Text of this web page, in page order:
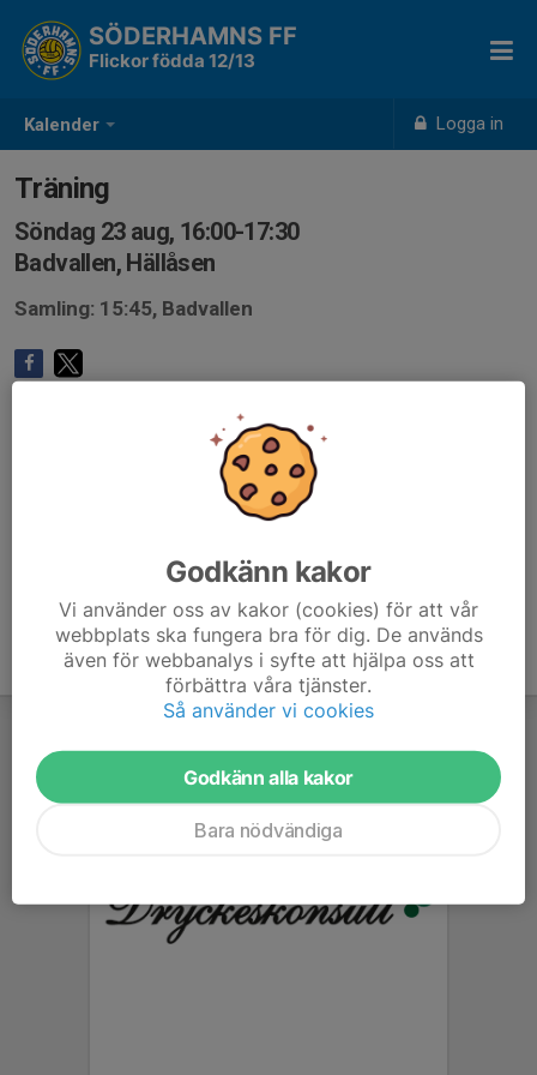
Kalender Logga in
SÖDERHAMNS FF
Flickor födda 12/13
Träning
Söndag 23 aug, 16:00-17:30
Badvallen, Hällåsen
Samling: 15:45, Badvallen
Anmälan är öppen för lagets medlemmar.
Godkänn kakor
Vi använder oss av kakor (cookies) för att vår
webbplats ska fungera bra för dig. De används
även för webbanalys i syfte att hjälpa oss att
förbättra våra tjänster.
Så använder vi cookies
Godkänn alla kakor
Bara nödvändiga